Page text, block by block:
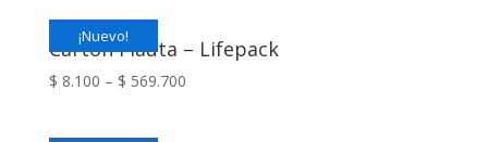
¡Nuevo!
Cartón Flauta – Lifepack
$ 8.100 – $ 569.700